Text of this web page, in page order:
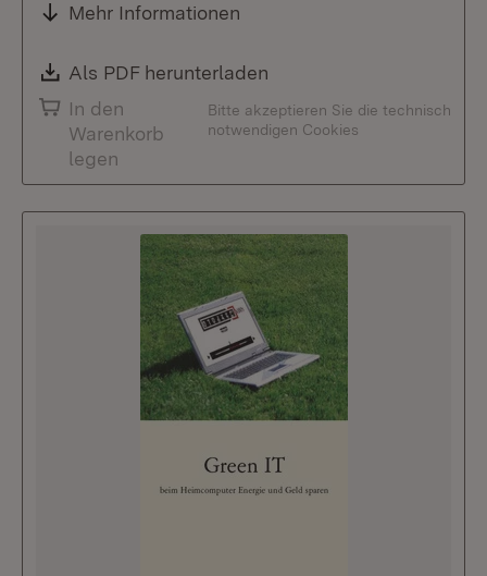
Mehr Informationen
Download:
Als PDF herunterladen
In den
Warenkorb
legen
Bitte akzeptieren Sie die technisch
notwendigen Cookies